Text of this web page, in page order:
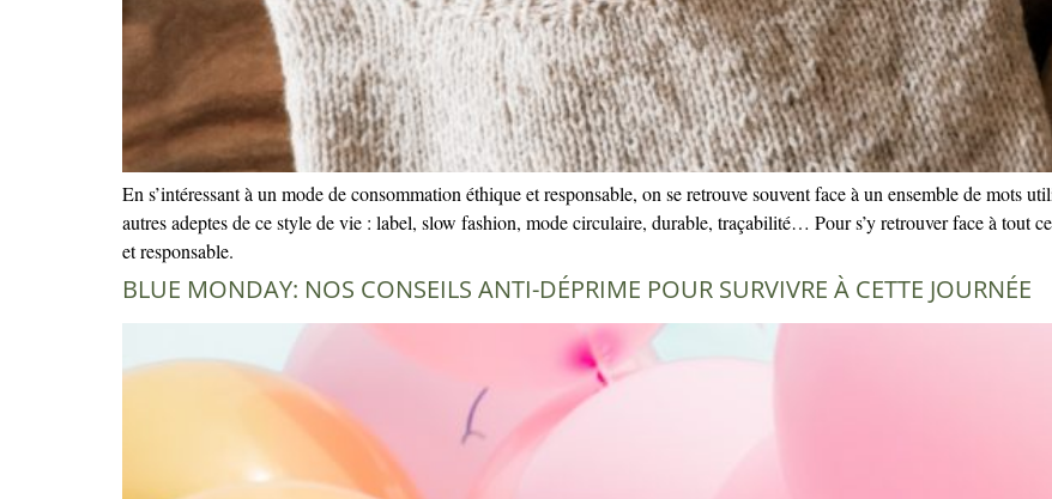
En s’intéressant à un mode de consommation éthique et responsable, on se retrouve souvent face à un ensemble de mots
autres adeptes de ce style de vie : label, slow fashion, mode circulaire, durable, traçabilité… Pour s’y retrouver face à tout
et responsable.
BLUE MONDAY: NOS CONSEILS ANTI-DÉPRIME POUR SURVIVRE À CETTE JOURNÉE